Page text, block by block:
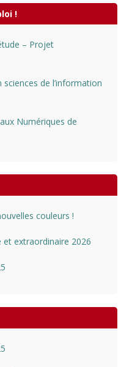
!
– Projet
sciences de l’information
Numériques de
couleurs !
et extraordinaire 2026